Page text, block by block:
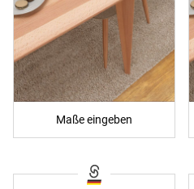
Maße eingeben